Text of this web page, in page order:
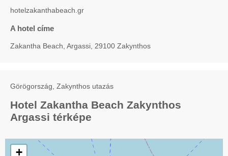
hotelzakanthabeach.gr
A hotel címe
Zakantha Beach, Argassi, 29100 Zakynthos
Görögország, Zakynthos utazás
Hotel Zakantha Beach Zakynthos
Argassi térképe
+